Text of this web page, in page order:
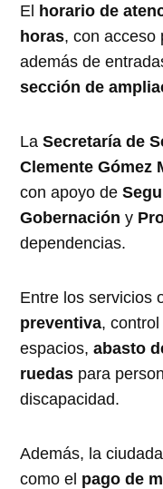
El horario de
horas, con acceso
además de
sección de
LaSecretaría de
Clemente Gómez
con apoyo de
Gobernación y
dependencias.
Entre los servicios
preventiva,
espacios,abasto
ruedas para
discapacidad.
Además, la
como el pago de